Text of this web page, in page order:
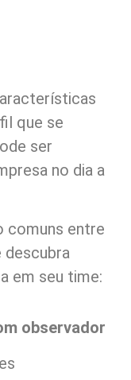
que se
ser
no dia a
comuns entre
descubra
em seu time:
observador